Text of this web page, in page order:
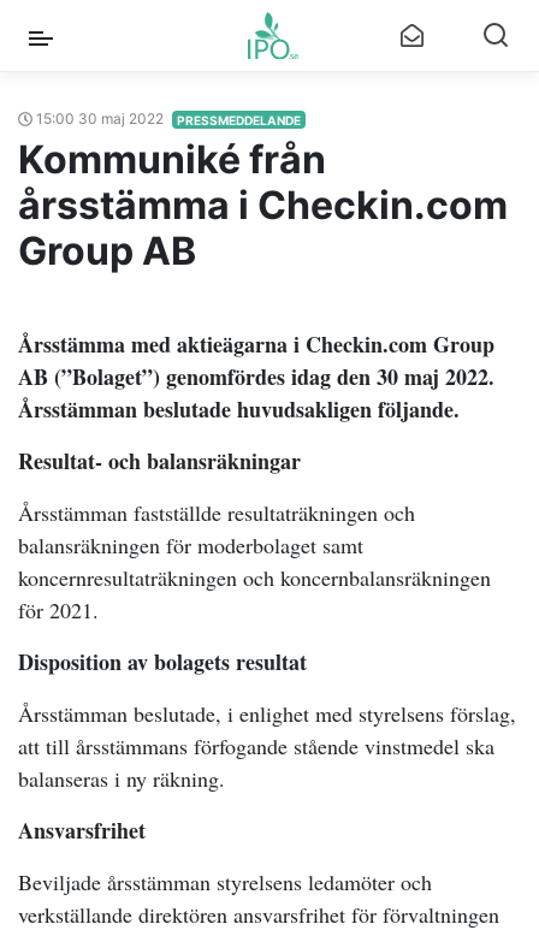
15:00 30 maj 2022 PRESSMEDDELANDE
Kommuniké från
årsstämma i Checkin.com
Group AB
Årsstämma med aktieägarna i Checkin.com Group
AB (”Bolaget”) genomfördes idag den 30 maj 2022.
Årsstämman beslutade huvudsakligen följande.
Resultat- och balansräkningar
Årsstämman fastställde resultaträkningen och
balansräkningen för moderbolaget samt
koncernresultaträkningen och koncernbalansräkningen
för 2021.
Disposition av bolagets resultat
Årsstämman beslutade, i enlighet med styrelsens förslag,
att till årsstämmans förfogande stående vinstmedel ska
balanseras i ny räkning.
Ansvarsfrihet
Beviljade årsstämman styrelsens ledamöter och
verkställande direktören ansvarsfrihet för förvaltningen